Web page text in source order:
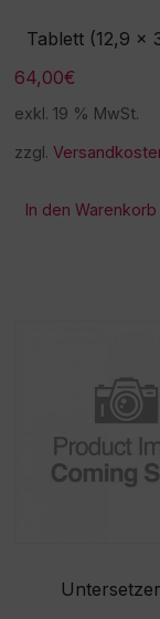
Tablett (12,9 x
64,00€
exkl. 19 % MwSt.
zzgl.
In den Warenkorb